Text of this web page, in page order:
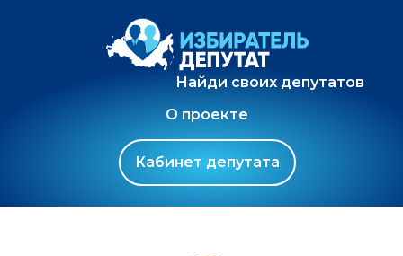
Найди своих депутатов
О проекте
Кабинет депутата